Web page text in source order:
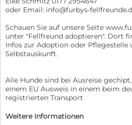
oder Email: info@furbys-
Schauen Sie auf unsere Seite
unter "Fellfreund adoptieren". Dort
Infos zur Adoption oder Pflegestelle
Selbstauskunft.
Alle Hunde sind bei Ausreise
einem EU Ausweis in einem beim
registrierten Transport
Weitere Informationen